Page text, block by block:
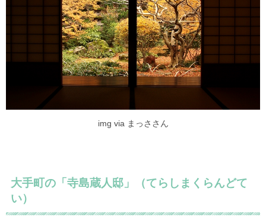
img via まっささん
大手町の「寺島蔵人邸」（てらしまくらんどて
い）